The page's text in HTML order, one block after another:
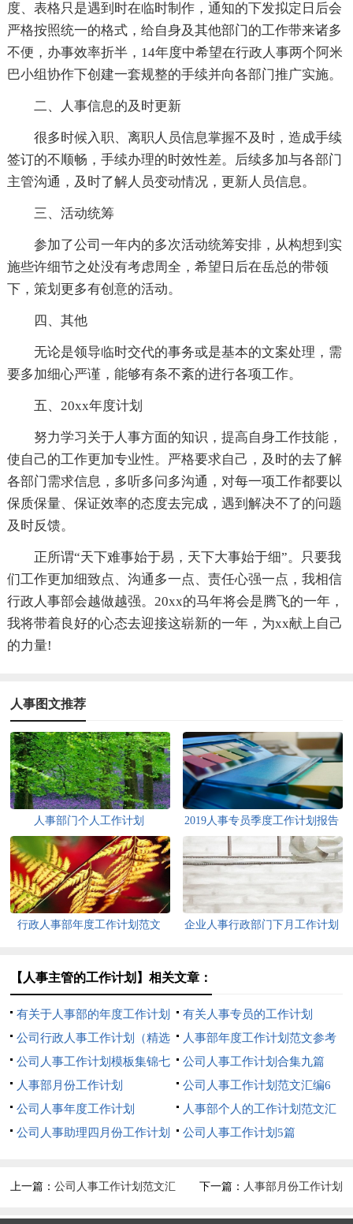
度、表格只是遇到时在临时制作，通知的下发拟定日后会
严格按照统一的格式，给自身及其他部门的工作带来诸多
不便，办事效率折半，14年度中希望在行政人事两个阿米
巴小组协作下创建一套规整的手续并向各部门推广实施。
二、人事信息的及时更新
很多时候入职、离职人员信息掌握不及时，造成手续
签订的不顺畅，手续办理的时效性差。后续多加与各部门
主管沟通，及时了解人员变动情况，更新人员信息。
三、活动统筹
参加了公司一年内的多次活动统筹安排，从构想到实
施些许细节之处没有考虑周全，希望日后在岳总的带领
下，策划更多有创意的活动。
四、其他
无论是领导临时交代的事务或是基本的文案处理，需
要多加细心严谨，能够有条不紊的进行各项工作。
五、20xx年度计划
努力学习关于人事方面的知识，提高自身工作技能，
使自己的工作更加专业性。严格要求自己，及时的去了解
各部门需求信息，多听多问多沟通，对每一项工作都要以
保质保量、保证效率的态度去完成，遇到解决不了的问题
及时反馈。
正所谓“天下难事始于易，天下大事始于细”。只要我
们工作更加细致点、沟通多一点、责任心强一点，我相信
行政人事部会越做越强。20xx的马年将会是腾飞的一年，
我将带着良好的心态去迎接这崭新的一年，为xx献上自己
的力量!
人事图文推荐
人事部门个人工作计划 2019人事专员季度工作计划报告
行政人事部年度工作计划范文 企业人事行政部门下月工作计划
【人事主管的工作计划】相关文章：
有关于人事部的年度工作计划
范文
有关人事专员的工作计划
公司行政人事工作计划（精选
5篇）
人事部年度工作计划范文参考
公司人事工作计划模板集锦七
篇
公司人事工作计划合集九篇
人事部月份工作计划
公司人事工作计划范文汇编6
篇
公司人事年度工作计划
人事部个人的工作计划范文汇
编5篇
公司人事助理四月份工作计划
公司人事工作计划5篇
上一篇：公司人事工作计划范文汇 下一篇： 人事部月份工作计划